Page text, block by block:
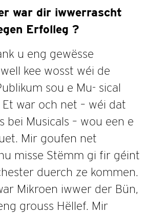
war dir iwwerrascht
Erfolleg ?
u eng gewësse
kee wosst wéi de
sou e Mu- sical
war och net – wéi dat
bei Musicals – wou een e
Mir goufen net
misse Stëmm gi fir géint
duerch ze kommen.
Mikroen iwwer der Bün,
grouss Hëllef. Mir